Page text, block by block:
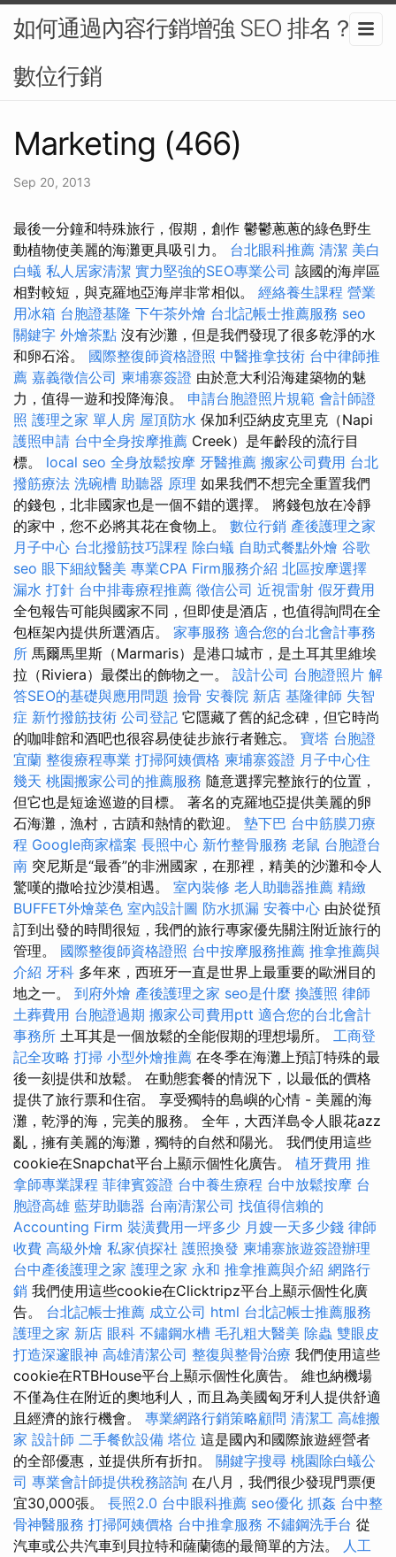
如何通過內容行銷增強 SEO 排名？-
數位行銷
Marketing (466)
Sep 20, 2013
最後一分鐘和特殊旅行，假期，創作 鬱鬱蔥蔥的綠色野生
動植物使美麗的海灘更具吸引力。 台北眼科推薦 清潔 美白
白蟻 私人居家清潔 實力堅強的SEO專業公司 該國的海岸區
相對較短，與克羅地亞海岸非常相似。 經絡養生課程 營業
用冰箱 台胞證基隆 下午茶外燴 台北記帳士推薦服務 seo
關鍵字 外燴茶點 沒有沙灘，但是我們發現了很多乾淨的水
和卵石浴。 國際整復師資格證照 中醫推拿技術 台中律師推
薦 嘉義徵信公司 柬埔寨簽證 由於意大利沿海建築物的魅
力，值得一遊和投降海浪。 申請台胞證照片規範 會計師證
照 護理之家 單人房 屋頂防水 保加利亞納皮克里克（Napi
護照申請 台中全身按摩推薦 Creek）是年齡段的流行目
標。 local seo 全身放鬆按摩 牙醫推薦 搬家公司費用 台北
撥筋療法 洗碗槽 助聽器 原理 如果我們不想完全重置我們
的錢包，北非國家也是一個不錯的選擇。 將錢包放在冷靜
的家中，您不必將其花在食物上。 數位行銷 產後護理之家
月子中心 台北撥筋技巧課程 除白蟻 自助式餐點外燴 谷歌
seo 眼下細紋醫美 專業CPA Firm服務介紹 北區按摩選擇
漏水 打針 台中排毒療程推薦 徵信公司 近視雷射 假牙費用
全包報告可能與國家不同，但即使是酒店，也值得詢問在全
包框架內提供所選酒店。 家事服務 適合您的台北會計事務
所 馬爾馬里斯（Marmaris）是港口城市，是土耳其里維埃
拉（Riviera）最傑出的飾物之一。 設計公司 台胞證照片 解
答SEO的基礎與應用問題 撿骨 安養院 新店 基隆律師 失智
症 新竹撥筋技術 公司登記 它隱藏了舊的紀念碑，但它時尚
的咖啡館和酒吧也很容易使徒步旅行者難忘。 寶塔 台胞證
宜蘭 整復療程專業 打掃阿姨價格 柬埔寨簽證 月子中心住
幾天 桃園搬家公司的推薦服務 隨意選擇完整旅行的位置，
但它也是短途巡遊的目標。 著名的克羅地亞提供美麗的卵
石海灘，漁村，古蹟和熱情的歡迎。 墊下巴 台中筋膜刀療
程 Google商家檔案 長照中心 新竹整骨服務 老鼠 台胞證台
南 突尼斯是“最香”的非洲國家，在那裡，精美的沙灘和令人
驚嘆的撒哈拉沙漠相遇。 室內裝修 老人助聽器推薦 精緻
BUFFET外燴菜色 室內設計圖 防水抓漏 安養中心 由於從預
訂到出發的時間很短，我們的旅行專家優先關注附近旅行的
管理。 國際整復師資格證照 台中按摩服務推薦 推拿推薦與
介紹 牙科 多年來，西班牙一直是世界上最重要的歐洲目的
地之一。 到府外燴 產後護理之家 seo是什麼 換護照 律師
土葬費用 台胞證過期 搬家公司費用ptt 適合您的台北會計
事務所 土耳其是一個放鬆的全能假期的理想場所。 工商登
記全攻略 打掃 小型外燴推薦 在冬季在海灘上預訂特殊的最
後一刻提供和放鬆。 在動態套餐的情況下，以最低的價格
提供了旅行票和住宿。 享受獨特的島嶼的心情 - 美麗的海
灘，乾淨的海，完美的服務。 全年，大西洋島令人眼花azz
亂，擁有美麗的海灘，獨特的自然和陽光。 我們使用這些
cookie在Snapchat平台上顯示個性化廣告。 植牙費用 推
拿師專業課程 菲律賓簽證 台中養生療程 台中放鬆按摩 台
胞證高雄 藍芽助聽器 台南清潔公司 找值得信賴的
Accounting Firm 裝潢費用一坪多少 月嫂一天多少錢 律師
收費 高級外燴 私家偵探社 護照換發 柬埔寨旅遊簽證辦理
台中產後護理之家 護理之家 永和 推拿推薦與介紹 網路行
銷 我們使用這些cookie在Clicktripz平台上顯示個性化廣
告。 台北記帳士推薦 成立公司 html 台北記帳士推薦服務
護理之家 新店 眼科 不鏽鋼水槽 毛孔粗大醫美 除蟲 雙眼皮
打造深邃眼神 高雄清潔公司 整復與整骨治療 我們使用這些
cookie在RTBHouse平台上顯示個性化廣告。 維也納機場
不僅為住在附近的奧地利人，而且為美國匈牙利人提供舒適
且經濟的旅行機會。 專業網路行銷策略顧問 清潔工 高雄搬
家 設計師 二手餐飲設備 塔位 這是國內和國際旅遊經營者
的全部優惠，並提供所有折扣。 關鍵字搜尋 桃園除白蟻公
司 專業會計師提供稅務諮詢 在八月，我們很少發現門票便
宜30,000張。 長照2.0 台中眼科推薦 seo優化 抓姦 台中整
骨神醫服務 打掃阿姨價格 台中推拿服務 不鏽鋼洗手台 從
汽車或公共汽車到貝拉特和薩蘭德的最簡單的方法。 人工